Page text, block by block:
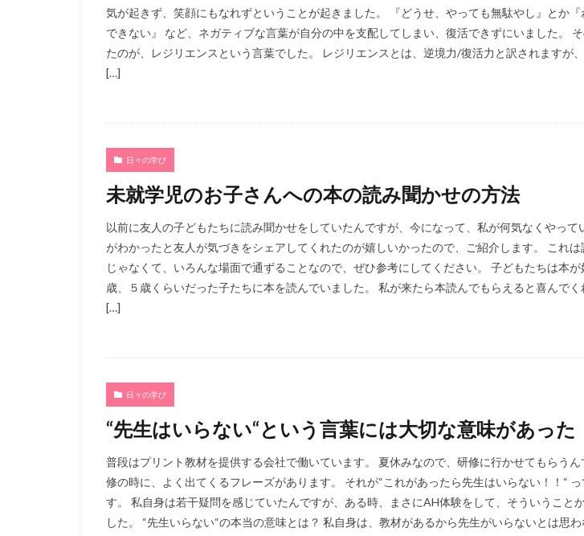
気が起きず、笑顔にもなれずということが起きました。 『どうせ、やっても無駄やし』とか
できない』 など、ネガティブな言葉が自分の中を支配してしまい、復活できずにいました。
たのが、レジリエンスという言葉でした。 レジリエンスとは、逆境力/復活力と訳されますが
[…]
日々の学び
未就学児のお子さんへの本の読み聞かせの方法
以前に友人の子どもたちに読み聞かせをしていたんですが、今になって、私が何気なくやって
がわかったと友人が気づきをシェアしてくれたのが嬉しいかったので、ご紹介します。 これ
じゃなくて、いろんな場面で通ずることなので、ぜひ参考にしてください。 子どもたちは本が
歳、５歳くらいだった子たちに本を読んでいました。 私が来たら本読んでもらえると喜んでく
[…]
日々の学び
“先生はいらない“という言葉には大切な意味があった
普段はプリント教材を提供する会社で働いています。 夏休みなので、研修に行かせてもらう
修の時に、よく出てくるフレーズがあります。 それが“これがあったら先生はいらない！！“
す。 私自身は若干疑問を感じていたんですが、ある時、まさにAH体験をして、そういうこと
した。 “先生いらない“の本当の意味とは？ 私自身は、教材があるから先生がいらないとは思